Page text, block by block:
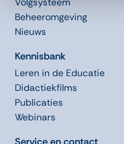
Beheeromgeving
Nieuws
Kennisbank
Leren in de Educatie
Didactiekfilms
Publicaties
Webinars